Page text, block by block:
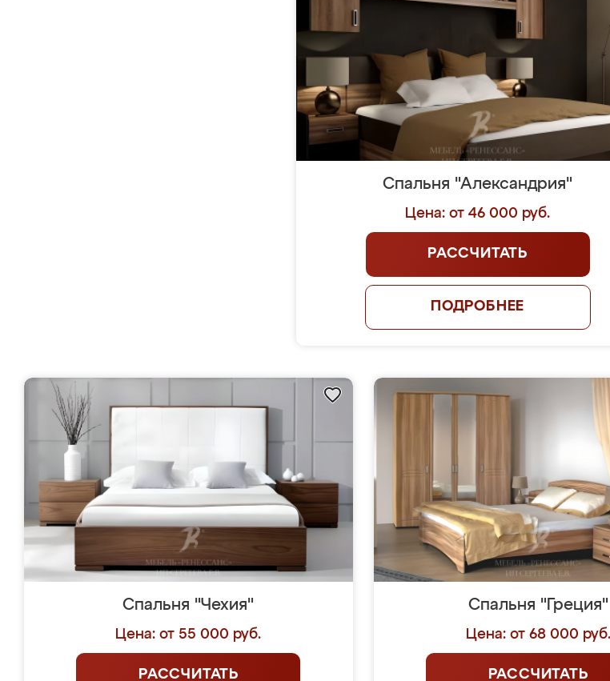
Спальня "Александрия"
Цена: от 46 000 руб.
РАССЧИТАТЬ
ПОДРОБНЕЕ
Спальня "Чехия"
Цена: от 55 000 руб.
РАССЧИТАТЬ
Спальня "Греция"
Цена: от 68 000 руб.
РАССЧИТАТЬ